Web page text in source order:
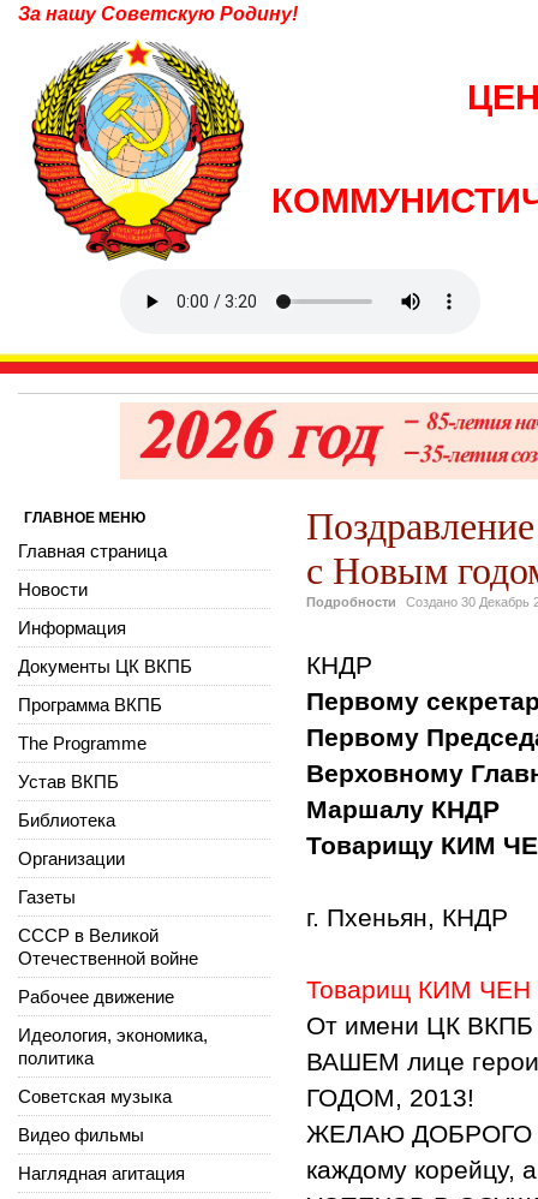
За нашу Советскую Родину!
с Новым
Подробности Создано 30 Декабрь
КНДР
Первому
Первому
Верховному
Маршалу КНДР
Товарищу КИМ
г. Пхеньян, КНДР
Товарищ КИМ
От имени ЦК ВКПБ
ВАШЕМ лице
ГОДОМ, 2013!
ЖЕЛАЮ ДОБРОГО
каждому
ГЛАВНОЕ МЕНЮ
Главная страница
Новости
Информация
Документы ЦК ВКПБ
Программа ВКПБ
The Programme
Устав ВКПБ
Библиотека
Организации
Газеты
СССР в Великой
Отечественной войне
Рабочее движение
Идеология, экономика,
политика
Советская музыка
Видео фильмы
Наглядная агитация